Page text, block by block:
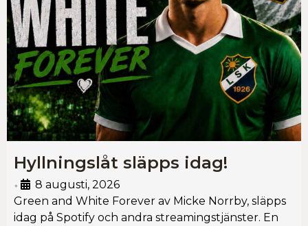
Hyllningslåt släpps idag!
•
8 augusti, 2026
Green and White Forever av Micke Norrby, släpps
idag på Spotify och andra streamingstjänster. En